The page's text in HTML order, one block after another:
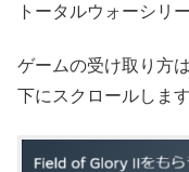
トータルウォーシリ
ゲームの受け取り方
下にスクロールします